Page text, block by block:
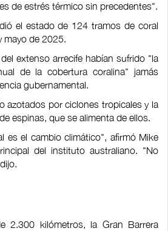
de estrés térmico sin precedentes".
el estado de 124 tramos de coral
mayo de 2025.
extenso arrecife habían sufrido "la
de la cobertura coralina" jamás
gubernamental.
azotados por ciclones tropicales y la
espinas, que se alimenta de ellos.
es el cambio climático", afirmó Mike
del instituto australiano. "No
2.300 kilómetros, la Gran Barrera